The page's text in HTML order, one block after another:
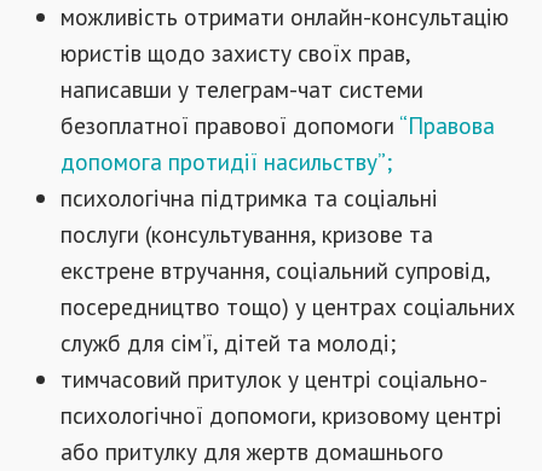
можливість отримати онлайн-консультацію
юристів щодо захисту своїх прав,
написавши у телеграм-чат системи
безоплатної правової допомоги “Правова
допомога протидії насильству”;
психологічна підтримка та соціальні
послуги (консультування, кризове та
екстрене втручання, соціальний супровід,
посередництво тощо) у центрах соціальних
служб для сім’ї, дітей та молоді;
тимчасовий притулок у центрі соціально-
психологічної допомоги, кризовому центрі
або притулку для жертв домашнього